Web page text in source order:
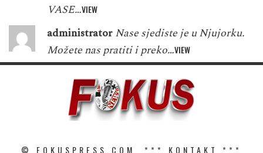
VASE…VIEW
administrator Nase sjediste je u Njujorku.
Možete nas pratiti i preko…VIEW
© FOKUSPRESS.COM. *** KONTAKT ***